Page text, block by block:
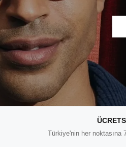
Türkiye'nin her noktasına